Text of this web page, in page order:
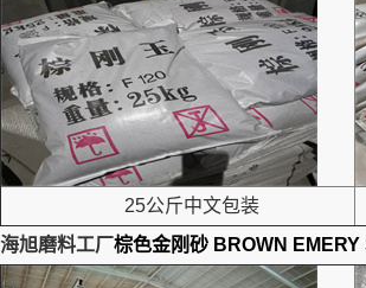
25公斤中文包装
海旭磨料工厂棕色金刚砂 BROWN EMERY